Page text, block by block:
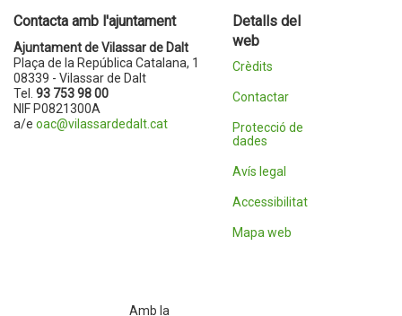
Contacta amb l'ajuntament
Ajuntament de Vilassar de Dalt
Plaça de la República Catalana, 1
08339 - Vilassar de Dalt
Tel. 93 753 98 00
NIF P0821300A
a/e oac@vilassardedalt.cat
Detalls del
web
Crèdits
Contactar
Protecció de
dades
Avís legal
Accessibilitat
Mapa web
Amb la